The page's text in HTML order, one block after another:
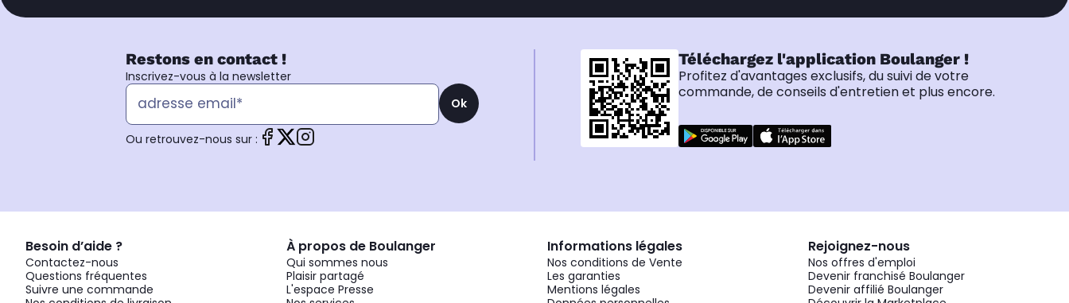
Restons en contact !
Inscrivez-vous à la newsletter
Ok
Ou retrouvez-nous sur :
Téléchargez l'application Boulanger !
Profitez d'avantages exclusifs, du suivi de votre
commande, de conseils d'entretien et plus encore.
Besoin d’aide ?
Contactez-nous
Questions fréquentes
Suivre une commande
À propos de Boulanger
Qui sommes nous
Plaisir partagé
L'espace Presse
Informations légales
Nos conditions de Vente
Les garanties
Mentions légales
Rejoignez-nous
Nos offres d'emploi
Devenir franchisé Boulanger
Devenir affilié Boulanger